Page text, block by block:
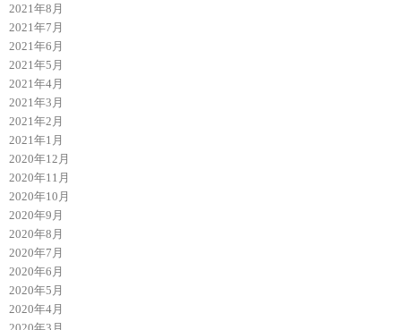
2021年8月
2021年7月
2021年6月
2021年5月
2021年4月
2021年3月
2021年2月
2021年1月
2020年12月
2020年11月
2020年10月
2020年9月
2020年8月
2020年7月
2020年6月
2020年5月
2020年4月